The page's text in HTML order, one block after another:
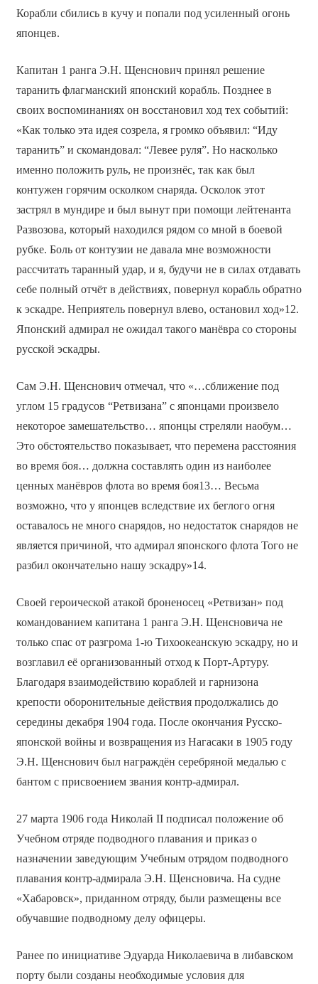
Корабли сбились в кучу и попали под усиленный огонь
японцев.
Капитан 1 ранга Э.Н. Щенснович принял решение
таранить флагманский японский корабль. Позднее в
своих воспоминаниях он восстановил ход тех событий:
«Как только эта идея созрела, я громко объявил: “Иду
таранить” и скомандовал: “Левее руля”. Но насколько
именно положить руль, не произнёс, так как был
контужен горячим осколком снаряда. Осколок этот
застрял в мундире и был вынут при помощи лейтенанта
Развозова, который находился рядом со мной в боевой
рубке. Боль от контузии не давала мне возможности
рассчитать таранный удар, и я, будучи не в силах отдавать
себе полный отчёт в действиях, повернул корабль обратно
к эскадре. Неприятель повернул влево, остановил ход»12.
Японский адмирал не ожидал такого манёвра со стороны
русской эскадры.
Сам Э.Н. Щенснович отмечал, что «…сближение под
углом 15 градусов “Ретвизана” с японцами произвело
некоторое замешательство… японцы стреляли наобум…
Это обстоятельство показывает, что перемена расстояния
во время боя… должна составлять один из наиболее
ценных манёвров флота во время боя13… Весьма
возможно, что у японцев вследствие их беглого огня
оставалось не много снарядов, но недостаток снарядов не
является причиной, что адмирал японского флота Того не
разбил окончательно нашу эскадру»14.
Своей героической атакой броненосец «Ретвизан» под
командованием капитана 1 ранга Э.Н. Щенсновича не
только спас от разгрома 1-ю Тихоокеанскую эскадру, но и
возглавил её организованный отход к Порт-Артуру.
Благодаря взаимодействию кораблей и гарнизона
крепости оборонительные действия продолжались до
середины декабря 1904 года. После окончания Русско-
японской войны и возвращения из Нагасаки в 1905 году
Э.Н. Щенснович был награждён серебряной медалью с
бантом с присвоением звания контр-адмирал.
27 марта 1906 года Николай II подписал положение об
Учебном отряде подводного плавания и приказ о
назначении заведующим Учебным отрядом подводного
плавания контр-адмирала Э.Н. Щенсновича. На судне
«Хабаровск», приданном отряду, были размещены все
обучавшие подводному делу офицеры.
Ранее по инициативе Эдуарда Николаевича в либавском
порту были созданы необходимые условия для